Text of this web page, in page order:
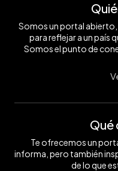
Somos un portal
para reflejar a un país
Somos el punto de
Qué
Te ofrecemos un
informa, pero también
de lo que